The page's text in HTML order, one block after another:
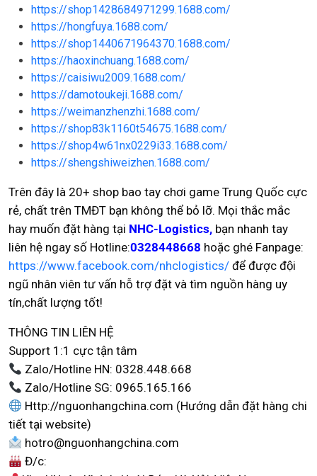
https://shop1428684971299.1688.com/
https://hongfuya.1688.com/
https://shop1440671964370.1688.com/
https://haoxinchuang.1688.com/
https://caisiwu2009.1688.com/
https://damotoukeji.1688.com/
https://weimanzhenzhi.1688.com/
https://shop83k1160t54675.1688.com/
https://shop4w61nx0229i33.1688.com/
https://shengshiweizhen.1688.com/
Trên đây là 20+ shop bao tay chơi game Trung Quốc cực
rẻ, chất trên TMĐT bạn không thể bỏ lỡ. Mọi thắc mắc
hay muốn đặt hàng tại NHC-Logistics, bạn nhanh tay
liên hệ ngay số Hotline:0328448668 hoặc ghé Fanpage:
https://www.facebook.com/nhclogistics/ để được đội
ngũ nhân viên tư vấn hỗ trợ đặt và tìm nguồn hàng uy
tín,chất lượng tốt!
THÔNG TIN LIÊN HỆ
Support 1:1 cực tận tâm
Zalo/Hotline HN: 0328.448.668
Zalo/Hotline SG: 0965.165.166
Http://nguonhangchina.com (Hướng dẫn đặt hàng chi
tiết tại website)
hotro@nguonhangchina.com
Đ/c: